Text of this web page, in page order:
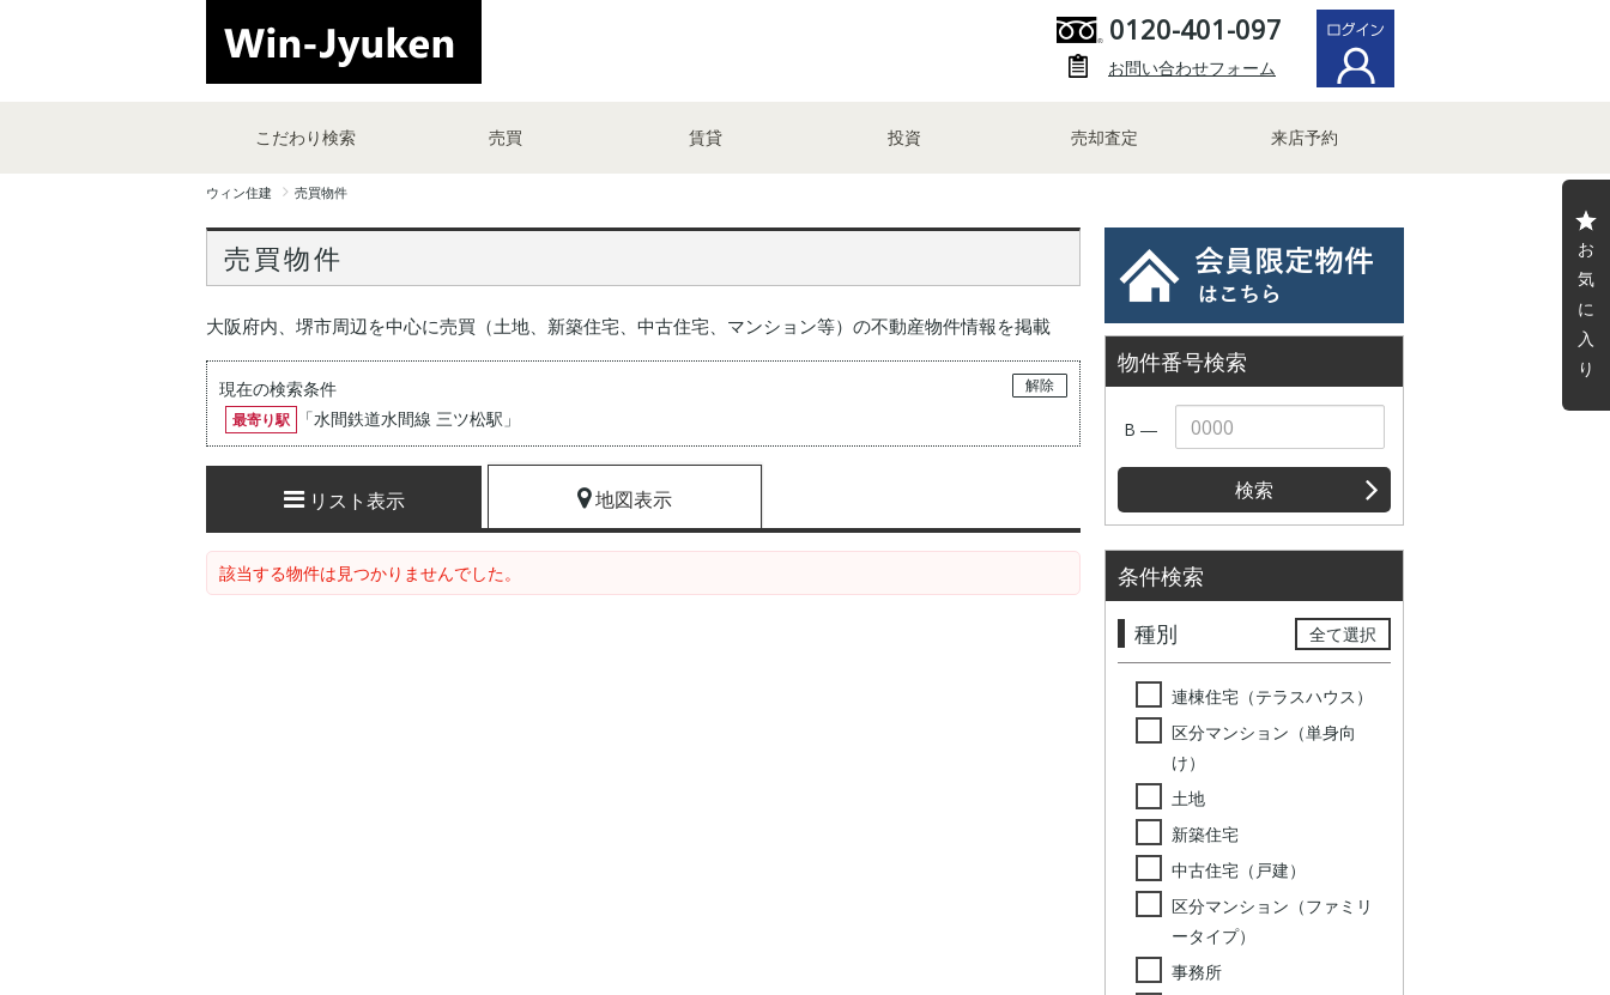
0120-401-097
お問い合わせフォーム
こだわり検索 売買 賃貸 投資 売却査定 来店予約
お
気
に
入
り
ウィン住建 売買物件
売買物件
大阪府内、堺市周辺を中心に売買（土地、新築住宅、中古住宅、マンション等）の不動産物件情報を掲載
現在の検索条件
解除
最寄り駅
「水間鉄道水間線 三ツ松駅 」
リスト表示 地図表示
該当する物件は見つかりませんでした。
物件番号検索
B ―
検索
条件検索
種別
全て選択
連棟住宅（テラスハウス）
区分マンション（単身向
け）
土地
新築住宅
中古住宅（戸建）
区分マンション（ファミリ
ータイプ）
事務所